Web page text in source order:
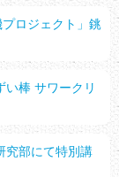
プロジェクト」銚
い棒 サワークリ
究部にて特別講